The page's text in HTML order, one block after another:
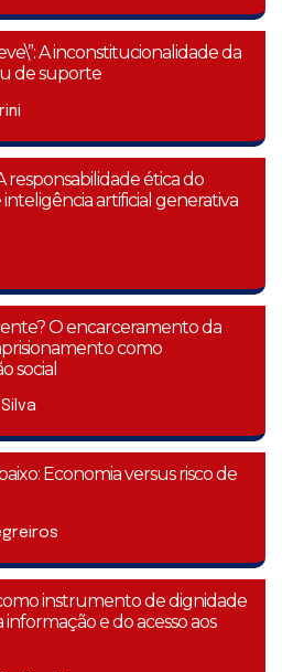
A inconstitucionalidade da
de suporte
responsabilidade ética do
artificial generativa
O encarceramento da
como
social
Economia versus risco de
instrumento de dignidade
informação e do acesso aos